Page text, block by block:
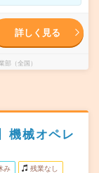
詳しく見る
（全国）
機械オペレ
み 残業なし